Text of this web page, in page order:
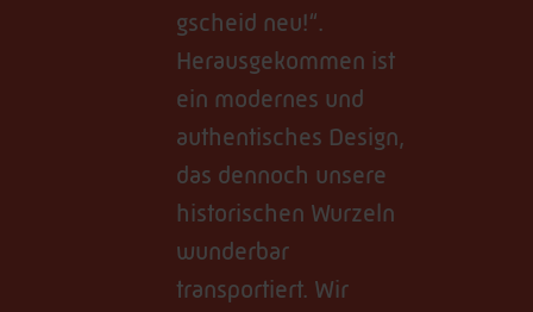
gscheid neu!“.
Herausgekommen ist
ein modernes und
authentisches Design,
das dennoch unsere
historischen Wurzeln
wunderbar
transportiert. Wir